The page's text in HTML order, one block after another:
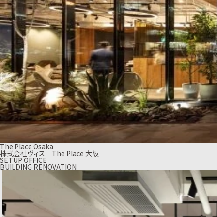
The Place Osaka
株式会社ヴィス The Place 大阪
SETUP OFFICE
BUILDING RENOVATION